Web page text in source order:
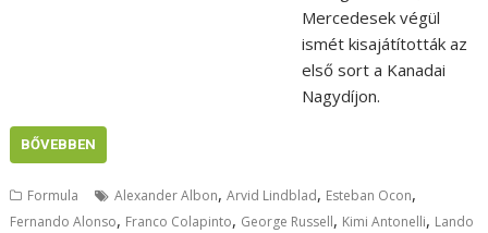
Mercedesek végül
ismét kisajátították az
első sort a Kanadai
Nagydíjon.
BŐVEBBEN
Formula Alexander Albon,Arvid Lindblad, Esteban Ocon,
Fernando Alonso, Franco Colapinto, George Russell, Kimi Antonelli, Lando